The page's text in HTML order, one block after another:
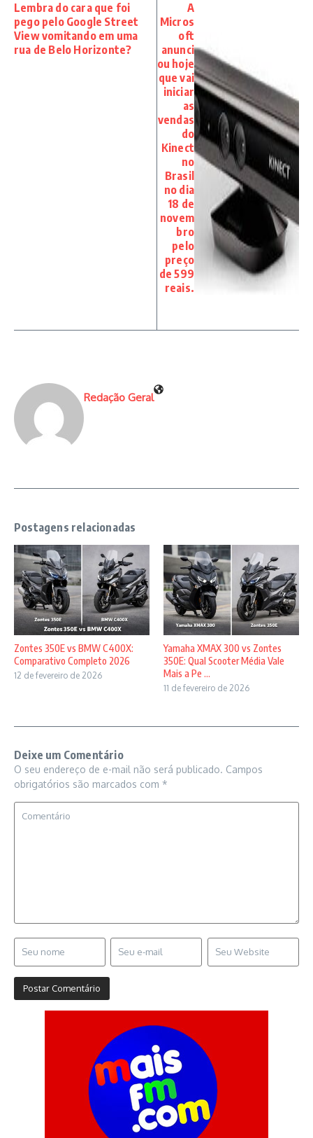
Lembra do cara que foi
pego pelo Google Street
View vomitando em uma
rua de Belo Horizonte?
A
Micros
oft
anunci
ou hoje
que vai
iniciar
as
vendas
do
Kinect
no
Brasil
no dia
18 de
novem
bro
pelo
preço
de 599
reais.
Redação Geral
Postagens relacionadas
Zontes 350E vs BMW C400X:
Comparativo Completo 2026
12 de fevereiro de 2026
Yamaha XMAX 300 vs Zontes
350E: Qual Scooter Média Vale
Mais a Pe ...
11 de fevereiro de 2026
Deixe um Comentário
O seu endereço de e-mail não será publicado. Campos
obrigatórios são marcados com *